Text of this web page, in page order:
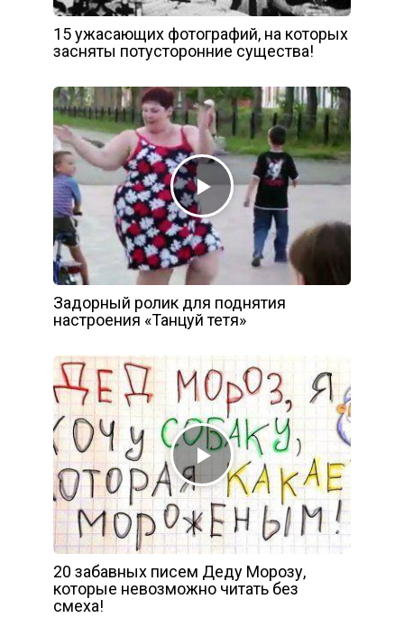
15 ужасающих фотографий, на которых
засняты потусторонние существа!
Задорный ролик для поднятия
настроения «Танцуй тетя»
20 забавных писем Деду Морозу,
которые невозможно читать без
смеха!